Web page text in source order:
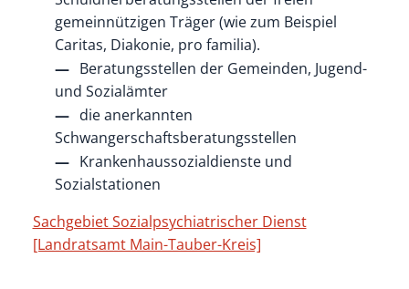
gemeinnützigen Träger (wie zum Beispiel
Caritas, Diakonie, pro familia).
Beratungsstellen der Gemeinden, Jugend-
und Sozialämter
die anerkannten
Schwangerschaftsberatungsstellen
Krankenhaussozialdienste und
Sozialstationen
Sachgebiet Sozialpsychiatrischer Dienst
[Landratsamt Main-Tauber-Kreis]